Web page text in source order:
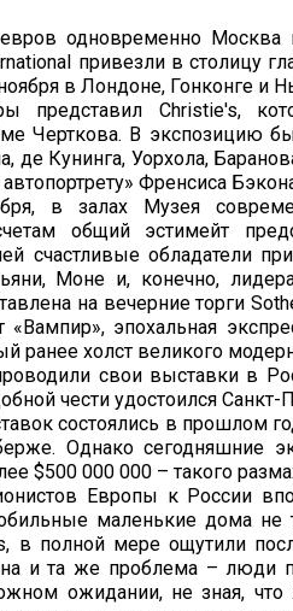
одновременно
привезли в столицу
в Лондоне, Гонконге и
представил Christie's,
Черткова. В экспозицию
де Кунинга, Уорхола,
автопортрету» Френсиса
в залах Музея
общий эстимейт
счастливые обладатели
Моне и, конечно,
на вечерние торги
«Вампир», эпохальная
ранее холст великого
свои выставки в
чести удостоился
состоялись в прошлом
Однако сегодняшние
$500 000 000 – такого
Европы к России
маленькие дома не
в полной мере ощутили
и та же проблема – люди
ожидании, не зная,